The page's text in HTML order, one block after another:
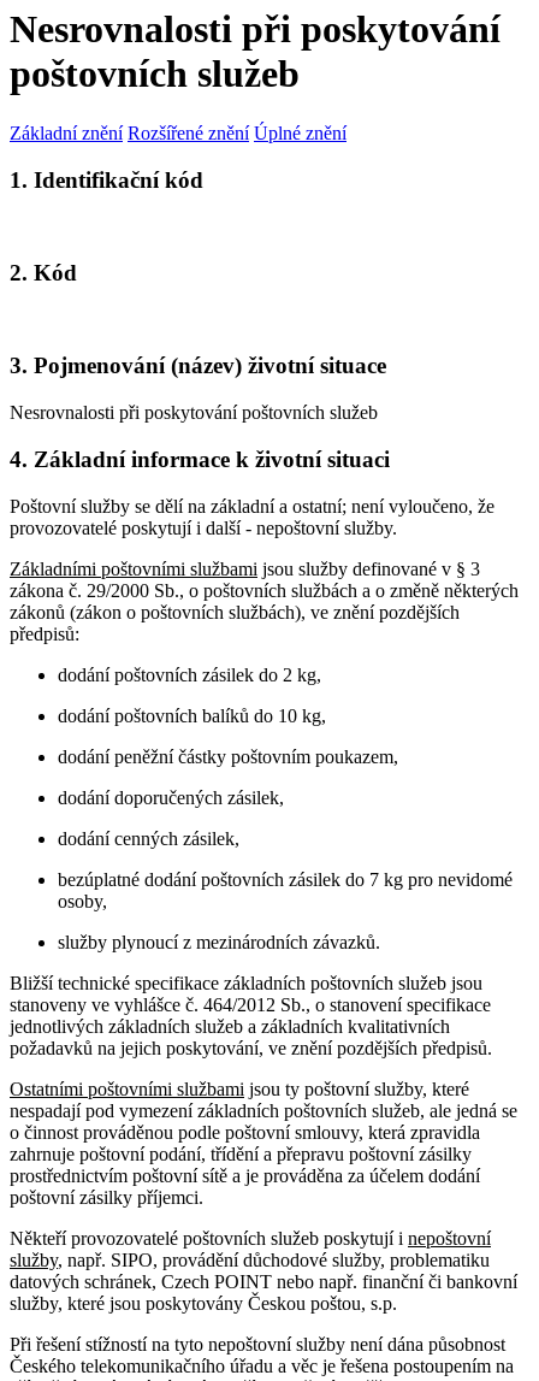
Nesrovnalosti při poskytování
poštovních služeb
Základní znění Rozšířené znění Úplné znění
1. Identifikační kód
2. Kód
3. Pojmenování (název) životní situace
Nesrovnalosti při poskytování poštovních služeb
4. Základní informace k životní situaci
Poštovní služby se dělí na základní a ostatní; není vyloučeno, že
provozovatelé poskytují i další - nepoštovní služby.
Základními poštovními službami jsou služby definované v § 3
zákona č. 29/2000 Sb., o poštovních službách a o změně některých
zákonů (zákon o poštovních službách), ve znění pozdějších
předpisů:
dodání poštovních zásilek do 2 kg,
dodání poštovních balíků do 10 kg,
dodání peněžní částky poštovním poukazem,
dodání doporučených zásilek,
dodání cenných zásilek,
bezúplatné dodání poštovních zásilek do 7 kg pro nevidomé
osoby,
služby plynoucí z mezinárodních závazků.
Bližší technické specifikace základních poštovních služeb jsou
stanoveny ve vyhlášce č. 464/2012 Sb., o stanovení specifikace
jednotlivých základních služeb a základních kvalitativních
požadavků na jejich poskytování, ve znění pozdějších předpisů.
Ostatními poštovními službami jsou ty poštovní služby, které
nespadají pod vymezení základních poštovních služeb, ale jedná se
o činnost prováděnou podle poštovní smlouvy, která zpravidla
zahrnuje poštovní podání, třídění a přepravu poštovní zásilky
prostřednictvím poštovní sítě a je prováděna za účelem dodání
poštovní zásilky příjemci.
Někteří provozovatelé poštovních služeb poskytují i nepoštovní
služby, např. SIPO, provádění důchodové služby, problematiku
datových schránek, Czech POINT nebo např. finanční či bankovní
služby, které jsou poskytovány Českou poštou, s.p.
Při řešení stížností na tyto nepoštovní služby není dána působnost
Českého telekomunikačního úřadu a věc je řešena postoupením na